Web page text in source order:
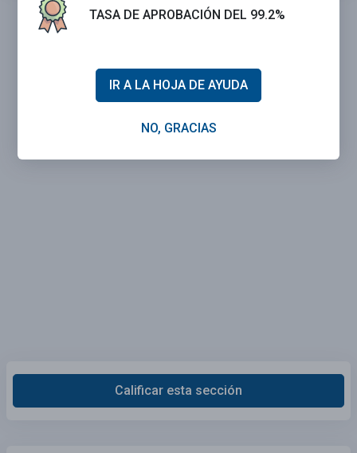
Calificar esta sección
TASA DE APROBACIÓN DEL 99.2%
IR A LA HOJA DE AYUDA
NO, GRACIAS